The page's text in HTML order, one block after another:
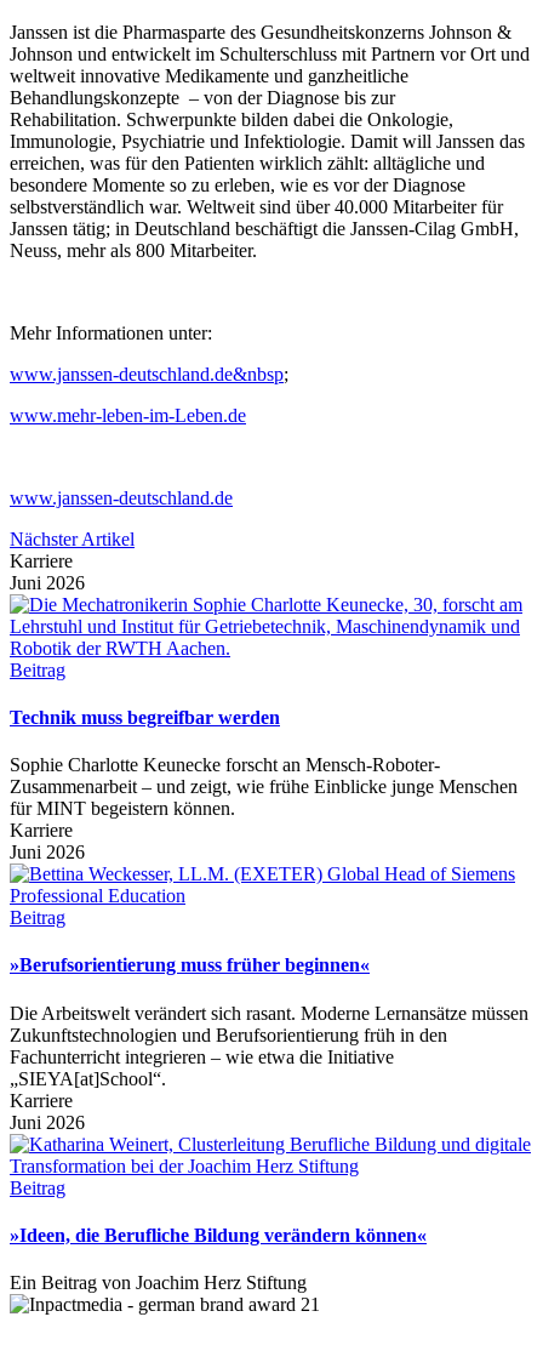
Janssen ist die Pharmasparte des Gesundheitskonzerns Johnson &
Johnson und entwickelt im Schulterschluss mit Partnern vor Ort und
weltweit innovative Medikamente und ganzheitliche
Behandlungskonzepte – von der Diagnose bis zur
Rehabilitation. Schwerpunkte bilden dabei die Onkologie,
Immunologie, Psychiatrie und Infektiologie. Damit will Janssen das
erreichen, was für den Patienten wirklich zählt: alltägliche und
besondere Momente so zu erleben, wie es vor der Diagnose
selbstverständlich war. Weltweit sind über 40.000 Mitarbeiter für
Janssen tätig; in Deutschland beschäftigt die Janssen-Cilag GmbH,
Neuss, mehr als 800 Mitarbeiter.
Mehr Informationen unter:
www.janssen-deutschland.de&nbsp;
www.mehr-leben-im-Leben.de
www.janssen-deutschland.de
Nächster Artikel
Karriere
Juni 2026
Beitrag
Technik muss begreifbar werden
Sophie Charlotte Keunecke forscht an Mensch-Roboter-
Zusammenarbeit – und zeigt, wie frühe Einblicke junge Menschen
für MINT begeistern können.
Karriere
Juni 2026
Beitrag
»Berufsorientierung muss früher beginnen«
Die Arbeitswelt verändert sich rasant. Moderne Lernansätze müssen
Zukunftstechnologien und Berufsorientierung früh in den
Fachunterricht integrieren – wie etwa die Initiative
„SIEYA[at]School“.
Karriere
Juni 2026
Beitrag
»Ideen, die Berufliche Bildung verändern können«
Ein Beitrag von Joachim Herz Stiftung